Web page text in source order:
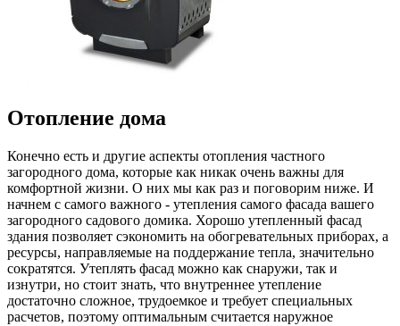
Отопление дома
Конечно есть и другие аспекты отопления частного
загородного дома, которые как никак очень важны для
комфортной жизни. О них мы как раз и поговорим ниже. И
начнем с самого важного - утепления самого фасада вашего
загородного садового домика. Хорошо утепленный фасад
здания позволяет сэкономить на обогревательных приборах, а
ресурсы, направляемые на поддержание тепла, значительно
сократятся. Утеплять фасад можно как снаружи, так и
изнутри, но стоит знать, что внутреннее утепление
достаточно сложное, трудоемкое и требует специальных
расчетов, поэтому оптимальным считается наружное